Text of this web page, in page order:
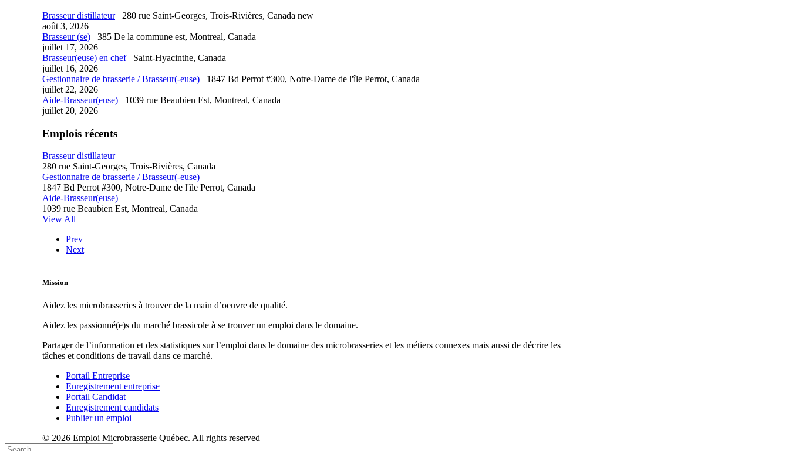
Brasseur distillateur 280 rue Saint-Georges, Trois-Rivières, Canada new
août 3, 2026
Brasseur (se)
385 De la commune est, Montreal, Canada
juillet 17, 2026
Brasseur(euse) en chef
Saint-Hyacinthe, Canada
juillet 16, 2026
Gestionnaire de brasserie / Brasseur(-euse)
1847 Bd Perrot #300, Notre-Dame de l'île Perrot, Canada
juillet 22, 2026
Aide-Brasseur(euse)
1039 rue Beaubien Est, Montreal, Canada
juillet 20, 2026
Emplois récents
Brasseur distillateur
280 rue Saint-Georges, Trois-Rivières, Canada
Gestionnaire de brasserie / Brasseur(-euse)
1847 Bd Perrot #300, Notre-Dame de l'île Perrot, Canada
Aide-Brasseur(euse)
1039 rue Beaubien Est, Montreal, Canada
View All
Prev
Next
Mission
Aidez les microbrasseries à trouver de la main d’oeuvre de qualité.
Aidez les passionné(e)s du marché brassicole à se trouver un emploi dans le domaine.
Partager de l’information et des statistiques sur l’emploi dans le domaine des microbrasseries et les métiers connexes mais aussi de décrire les
tâches et conditions de travail dans ce marché.
Portail Entreprise
Enregistrement entreprise
Portail Candidat
Enregistrement candidats
Publier un emploi
© 2026 Emploi Microbrasserie Québec. All rights reserved